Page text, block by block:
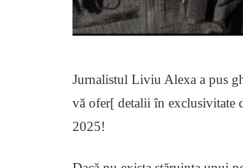
Jurnalistul Liviu Alexa a pus
vă ofer[ detalii în exclusivitate
2025!